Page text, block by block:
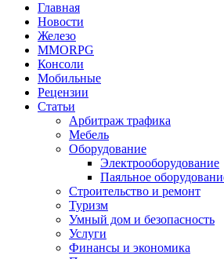
Главная
Новости
Железо
MMORPG
Консоли
Мобильные
Рецензии
Статьи
Арбитраж трафика
Мебель
Оборудование
Электрооборудование
Паяльное
Строительство и ремонт
Туризм
Умный дом и безопасность
Услуги
Финансы и экономика